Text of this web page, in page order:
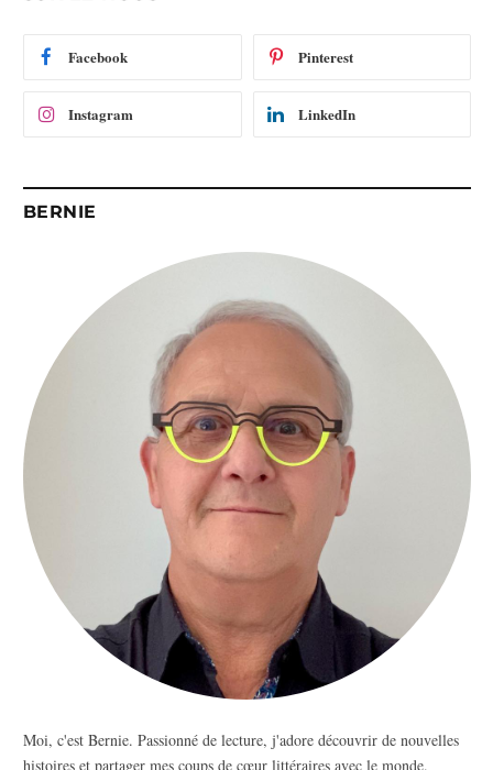
Facebook Pinterest
Instagram LinkedIn
BERNIE
Moi, c'est Bernie. Passionné de lecture, j'adore découvrir de nouvelles
histoires et partager mes coups de cœur littéraires avec le monde.